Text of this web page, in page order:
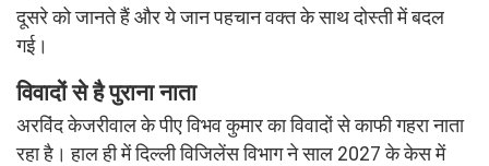
दूसरे को जानते हैं और ये जान पहचान वक्त के साथ दोस्ती में बदल
गई।
विवादों से है पुराना नाता
अरविंद केजरीवाल के पीए विभव कुमार का विवादों से काफी गहरा नाता
रहा है। हाल ही में दिल्ली विजिलेंस विभाग ने साल 2027 के केस में